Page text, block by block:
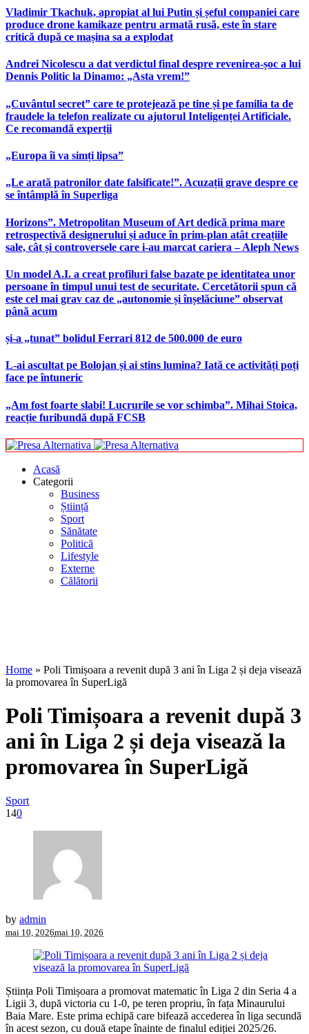
Vladimir Tkachuk, apropiat al lui Putin și șeful companiei care
produce drone kamikaze pentru armată rusă, este în stare
critică după ce mașina sa a explodat
Andrei Nicolescu a dat verdictul final despre revenirea-șoc a lui
Dennis Politic la Dinamo: „Asta vrem!”
„Cuvântul secret” care te protejează pe tine și pe familia ta de
fraudele la telefon realizate cu ajutorul Inteligenței Artificiale.
Ce recomandă experții
„Europa îi va simți lipsa”
„Le arată patronilor date falsificate!”. Acuzații grave despre ce
se întâmplă în Superliga
Horizons”. Metropolitan Museum of Art dedică prima mare
retrospectivă designerului și aduce în prim-plan atât creațiile
sale, cât și controversele care i-au marcat cariera – Aleph News
Un model A.I. a creat profiluri false bazate pe identitatea unor
persoane în timpul unui test de securitate. Cercetătorii spun că
este cel mai grav caz de „autonomie și înșelăciune” observat
până acum
și-a „tunat” bolidul Ferrari 812 de 500.000 de euro
L-ai ascultat pe Bolojan și ai stins lumina? Iată ce activități poți
face pe întuneric
„Am fost foarte slabi! Lucrurile se vor schimba”. Mihai Stoica,
reacție furibundă după FCSB
Acasă
Categorii
Business
Știință
Sport
Sănătate
Politică
Lifestyle
Externe
Călătorii
Home » Poli Timișoara a revenit după 3 ani în Liga 2 și deja visează
la promovarea în SuperLigă
Poli Timișoara a revenit după 3
ani în Liga 2 și deja visează la
promovarea în SuperLigă
Sport
140
by admin
mai 10, 2026mai 10, 2026
Știința Poli Timișoara a promovat matematic în Liga 2 din Seria 4 a
Ligii 3, după victoria cu 1-0, pe teren propriu, în fața Minaurului
Baia Mare. Este prima echipă care bifează accederea în liga secundă
în acest sezon, cu două etape înainte de finalul ediției 2025/26.